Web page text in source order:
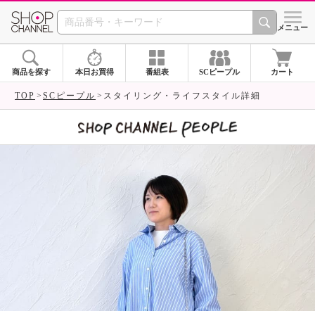
SHOP CHANNEL シメニュー
商品を探す 本日お買得 番組表 SCピープル カート
TOP SCピープル スタイリング・ライフスタイル詳細